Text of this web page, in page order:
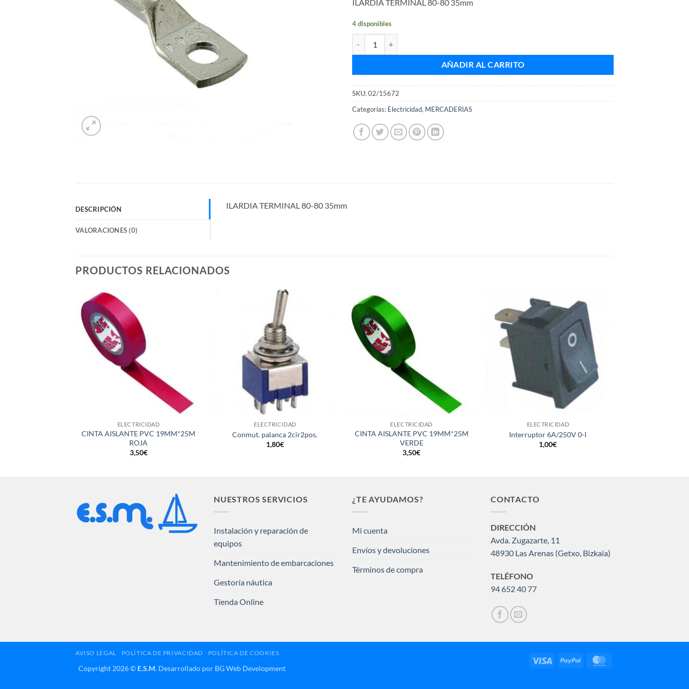
ILARDIA TERMINAL 80-80 35mm
4 disponibles
AÑADIR AL CARRITO
SKU:02/15672
Categorías: Electricidad, MERCADERIAS
DESCRIPCIÓN
VALORACIONES (0)
ILARDIA TERMINAL 80-80 35mm
PRODUCTOS RELACIONADOS
ELECTRICIDAD
CINTA AISLANTE PVC 19MM*25M
ROJA
3,50€
ELECTRICIDAD
Conmut. palanca 2cir2pos.
1,80€
ELECTRICIDAD
CINTA AISLANTE PVC 19MM*25M
VERDE
3,50€
ELECTRICIDAD
Interruptor 6A/250V 0-I
1,00€
NUESTROS SERVICIOS
Instalación y reparación de
equipos
Mantenimiento de embarcaciones
Gestoría náutica
Tienda Online
¿TE AYUDAMOS?
Mi cuenta
Envíos y devoluciones
Términos de compra
CONTACTO
DIRECCIÓN
Avda. Zugazarte, 11
48930 Las Arenas (Getxo, Bizkaia)
TELÉFONO
94 652 40 77
Visa PayPal
AVISO LEGAL POLÍTICA DE PRIVACIDAD POLÍTICA DE COOKIES
Copyright 2026 © E.S.M. Desarrollado por BG Web Development